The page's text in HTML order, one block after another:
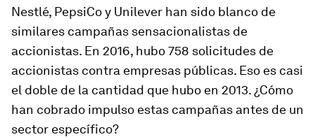
Nestlé, PepsiCo y Unilever han sido blanco de
similares campañas sensacionalistas de
accionistas. En 2016, hubo 758 solicitudes de
accionistas contra empresas públicas. Eso es casi
el doble de la cantidad que hubo en 2013. ¿Cómo
han cobrado impulso estas campañas antes de un
sector específico?